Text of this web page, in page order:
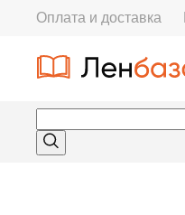
Оплата и доставка